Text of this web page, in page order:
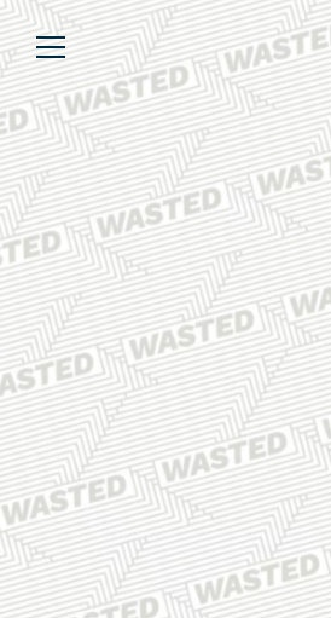
Über uns
We’re WASTED
Unsere Autor*innen
COMMUNITY